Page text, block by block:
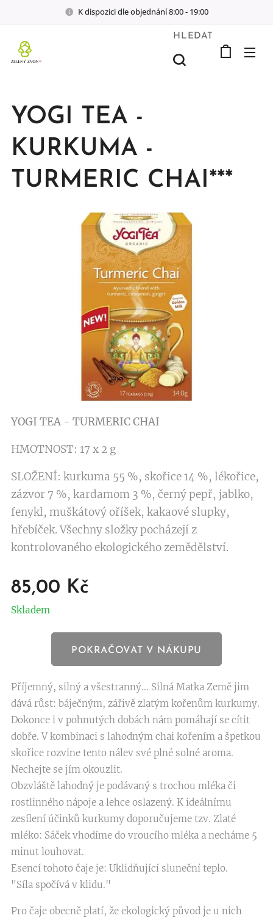
K dispozici dle objednání 8:00 - 19:00
HLEDAT
YOGI TEA -
KURKUMA -
TURMERIC CHAI***
YOGI TEA - TURMERIC CHAI
HMOTNOST: 17 x 2 g
SLOŽENÍ: kurkuma 55 %, skořice 14 %, lékořice,
zázvor 7 %, kardamom 3 %, černý pepř, jablko,
fenykl, muškátový oříšek, kakaové slupky,
hřebíček. Všechny složky pocházejí z
kontrolovaného ekologického zemědělství.
85,00 Kč
Skladem
POKRAČOVAT V NÁKUPU
Příjemný, silný a všestranný... Silná Matka Země jim
dává růst: báječným, zářivě zlatým kořenům kurkumy.
Dokonce i v pohnutých dobách nám pomáhají se cítit
dobře. V kombinaci s lahodným chai kořením a špetkou
skořice rozvine tento nálev své plné solné aroma.
Nechejte se jím okouzlit.
Obzvláště lahodný je podávaný s trochou mléka či
rostlinného nápoje a lehce oslazený. K ideálnímu
zesílení účinků kurkumy doporučujeme tzv. Zlaté
mléko: Sáček vhodíme do vroucího mléka a necháme 5
minut louhovat.
Esencí tohoto čaje je: Uklidňující sluneční teplo.
"Síla spočívá v klidu."
Pro čaje obecně platí, že ekologický původ je u nich